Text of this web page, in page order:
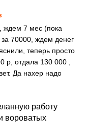
ждем 7 мес (пока
за 70000, ждем денег
теперь просто
р, отдала 130 000 ,
Да нахер надо
работу
вороватых